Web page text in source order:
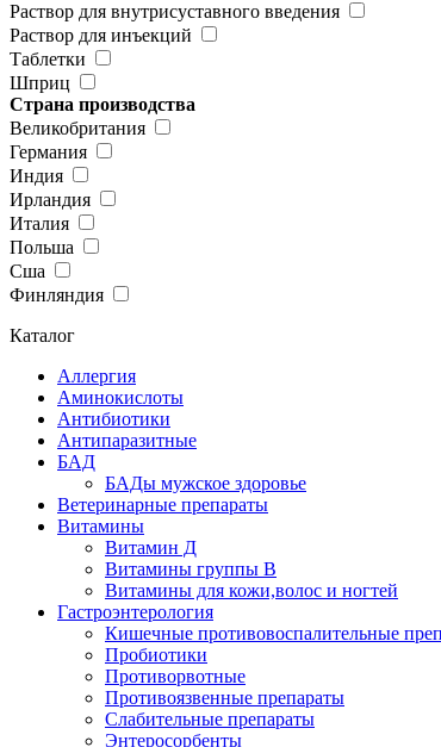
Раствор для внутрисуставного введения
Раствор для инъекций
Таблетки
Шприц
Страна производства
Великобритания
Германия
Индия
Ирландия
Италия
Польша
Сша
Финляндия
Каталог
Аллергия
Аминокислоты
Антибиотики
Антипаразитные
БАД
БАДы мужское здоровье
Ветеринарные препараты
Витамины
Витамин Д
Витамины группы В
Витамины для кожи,волос и ногтей
Гастроэнтерология
Кишечные противовоспалительные
Пробиотики
Противорвотные
Противоязвенные препараты
Слабительные препараты
Энтеросорбенты